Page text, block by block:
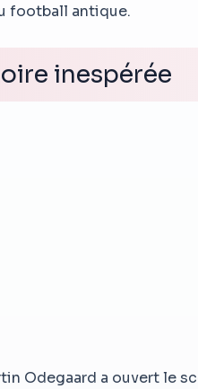
football antique.
inespérée
Odegaard a ouvert le